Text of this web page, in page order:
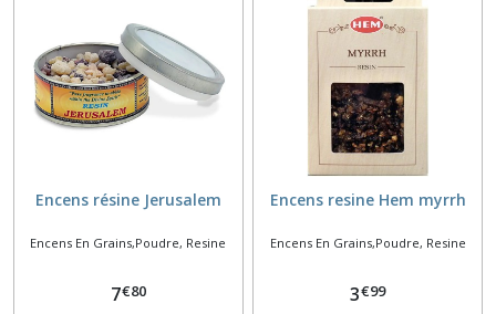
Encens résine Jerusalem
Encens En Grains,Poudre, Resine
7€80
Encens resine Hem myrrh
Encens En Grains,Poudre, Resine
3€99